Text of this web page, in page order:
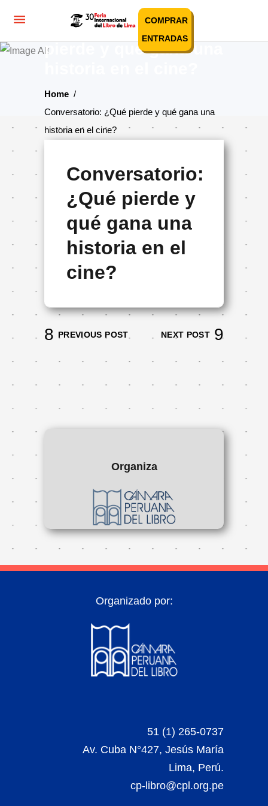
COMPRAR
ENTRADAS
Conversatorio: ¿Qué
pierde y qué gana una
Home /
Conversatorio: ¿Qué pierde y qué gana una
historia en el cine?
Conversatorio:
¿Qué pierde y
qué gana una
historia en el
cine?
PREVIOUS POST NEXT POST
Organiza
Organizado por:
51 (1) 265-0737
Av. Cuba N°427, Jesús María
Lima, Perú.
cp-libro@cpl.org.pe